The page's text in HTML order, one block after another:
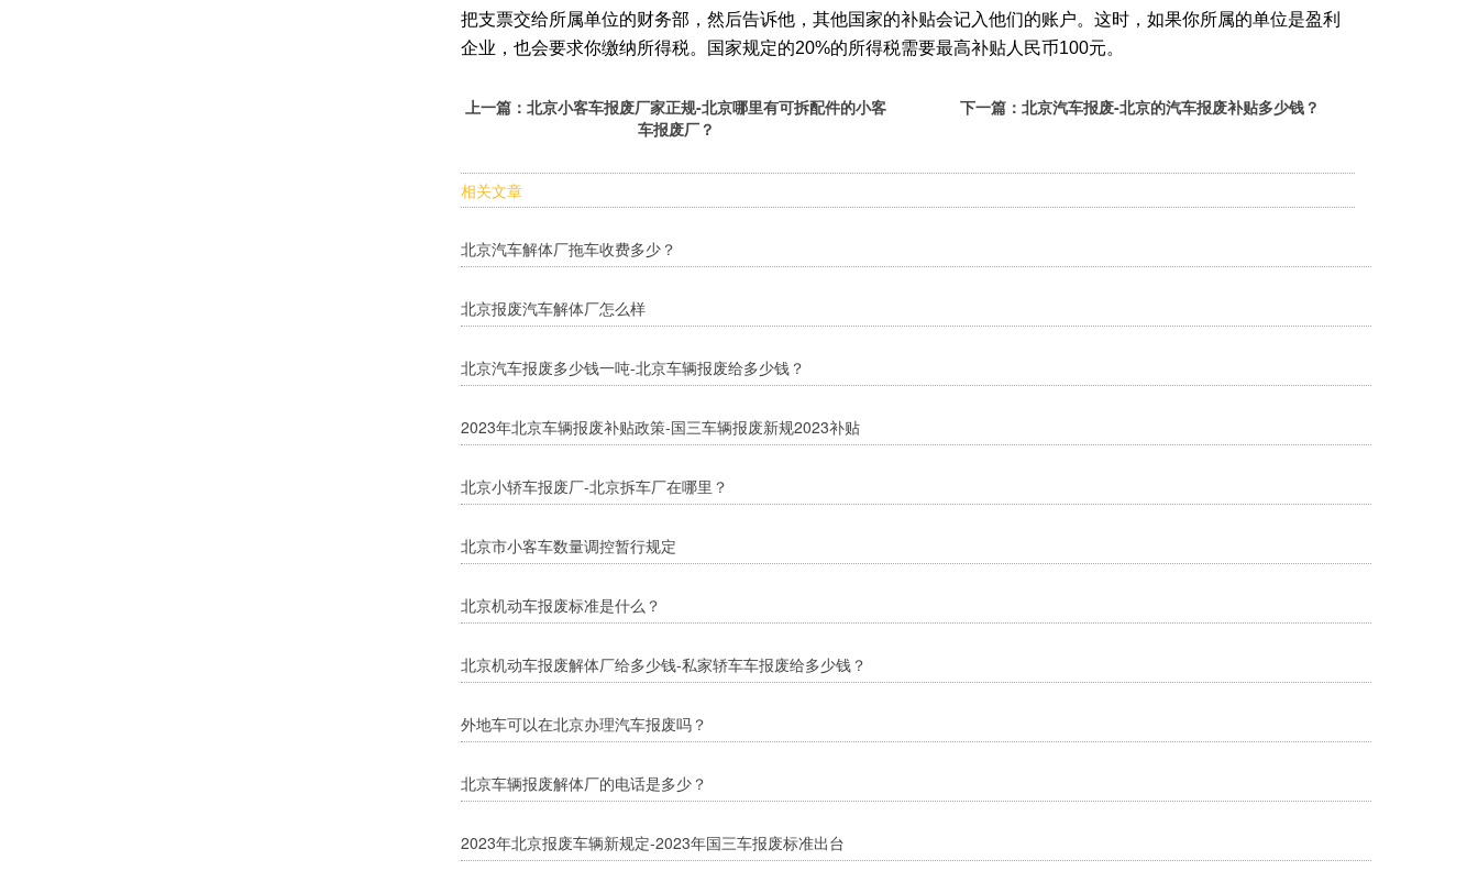
把支票交给所属单位的财务部，然后告诉他，其他国家的补贴会记入他们的账户。这时，如果你所属的单位是盈利
企业，也会要求你缴纳所得税。国家规定的20%的所得税需要最高补贴人民币100元。
上一篇：北京小客车报废厂家正规-北京哪里有可拆配件的小客
车报废厂？
下一篇： 北京汽车报废-北京的汽车报废补贴多少钱？
相关文章
北京汽车解体厂拖车收费多少？
北京报废汽车解体厂怎么样
北京汽车报废多少钱一吨-北京车辆报废给多少钱？
2023年北京车辆报废补贴政策-国三车辆报废新规2023补贴
北京小轿车报废厂-北京拆车厂在哪里？
北京市小客车数量调控暂行规定
北京机动车报废标准是什么？
北京机动车报废解体厂给多少钱-私家轿车车报废给多少钱？
外地车可以在北京办理汽车报废吗？
北京车辆报废解体厂的电话是多少？
2023年北京报废车辆新规定-2023年国三车报废标准出台